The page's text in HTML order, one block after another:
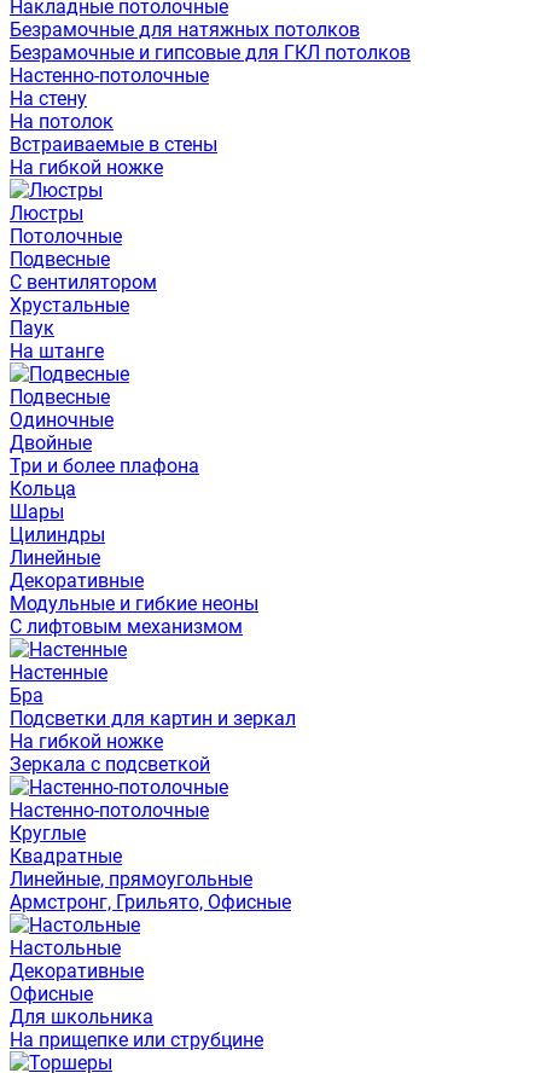
Накладные потолочные
Безрамочные для натяжных потолков
Безрамочные и гипсовые для ГКЛ потолков
Настенно-потолочные
На стену
На потолок
Встраиваемые в стены
На гибкой ножке
Люстры
Потолочные
Подвесные
С вентилятором
Хрустальные
Паук
На штанге
Подвесные
Одиночные
Двойные
Три и более плафона
Кольца
Шары
Цилиндры
Линейные
Декоративные
Модульные и гибкие неоны
С лифтовым механизмом
Настенные
Бра
Подсветки для картин и зеркал
На гибкой ножке
Зеркала с подсветкой
Настенно-потолочные
Круглые
Квадратные
Линейные, прямоугольные
Армстронг, Грильято, Офисные
Настольные
Декоративные
Офисные
Для школьника
На прищепке или струбцине